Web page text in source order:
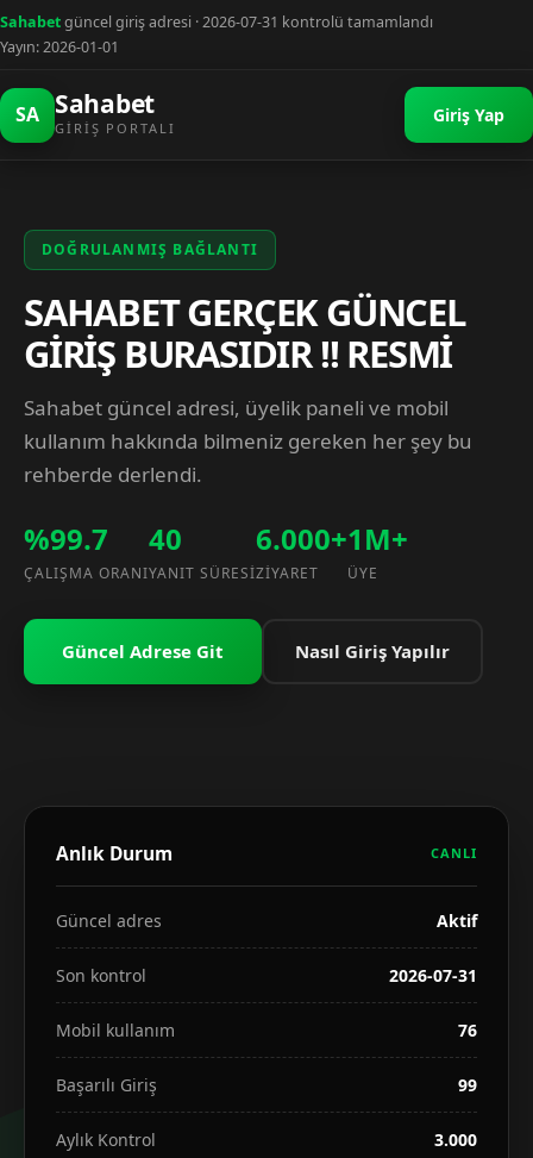
Sahabetgüncel giriş adresi · 2026-07-31 kontrolü tamamlandı
Yayın: 2026-01-01
SA Sahabet
GIRIŞ PORTALI
Giriş Yap
DOĞRULANMIŞ BAĞLANTI
SAHABET GERÇEK GÜNCEL
GİRİŞ BURASIDIR !! RESMİ
Sahabet güncel adresi, üyelik paneli ve mobil
kullanım hakkında bilmeniz gereken her şey bu
rehberde derlendi.
%99.7
ÇALIŞMA ORANI
40
YANIT SÜRESI
6.000+
ZIYARET
1M+
ÜYE
Güncel Adrese Git Nasıl Giriş Yapılır
Anlık Durum CANLI
Güncel adres Aktif
Son kontrol 2026-07-31
Mobil kullanım 76
Başarılı Giriş 99
Aylık Kontrol 3.000